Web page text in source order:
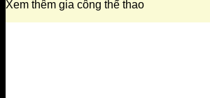
Xem thêm gia công thể thao